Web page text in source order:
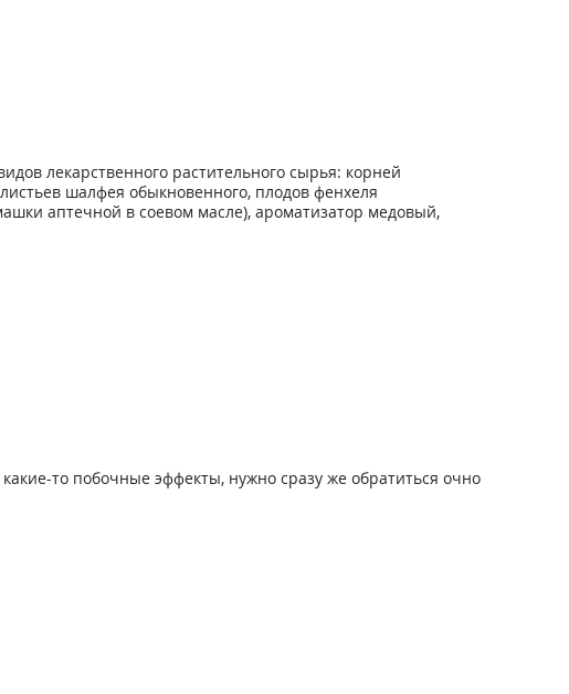
лекарственного растительного сырья: корней
шалфея обыкновенного, плодов фенхеля
аптечной в соевом масле), ароматизатор медовый,
то побочные эффекты, нужно сразу же обратиться очно